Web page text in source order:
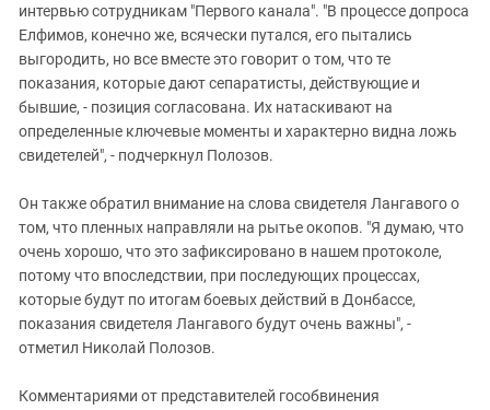
интервью сотрудникам "Первого канала". "В процессе допроса
Елфимов, конечно же, всячески путался, его пытались
выгородить, но все вместе это говорит о том, что те
показания, которые дают сепаратисты, действующие и
бывшие, - позиция согласована. Их натаскивают на
определенные ключевые моменты и характерно видна ложь
свидетелей", - подчеркнул Полозов.
Он также обратил внимание на слова свидетеля Лангавого о
том, что пленных направляли на рытье окопов. "Я думаю, что
очень хорошо, что это зафиксировано в нашем протоколе,
потому что впоследствии, при последующих процессах,
которые будут по итогам боевых действий в Донбассе,
показания свидетеля Лангавого будут очень важны", -
отметил Николай Полозов.
Комментариями от представителей гособвинения